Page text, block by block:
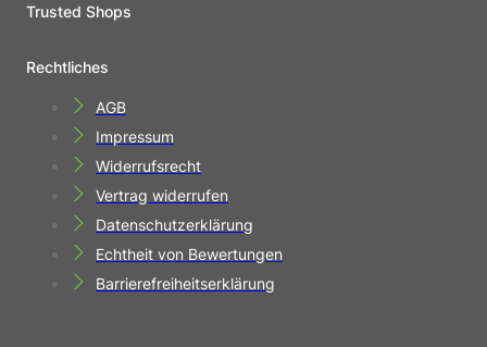
Trusted Shops
Rechtliches
AGB
Impressum
Widerrufsrecht
Vertrag widerrufen
Datenschutzerklärung
Echtheit von Bewertungen
Barrierefreiheitserklärung